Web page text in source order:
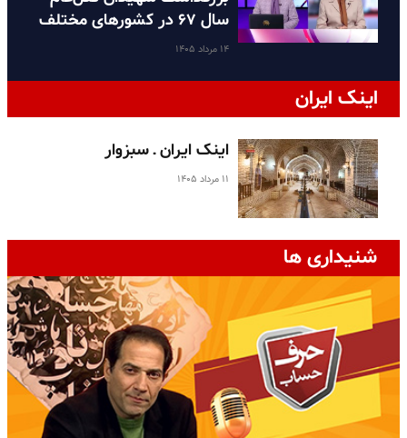
سال ۶۷ در کشورهای مختلف
۱۴ مرداد ۱۴۰۵
اینک ایران
اینک ایران ـ سبزوار
۱۱ مرداد ۱۴۰۵
شنیداری ها